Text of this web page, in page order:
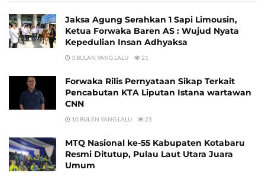
Jaksa Agung Serahkan 1 Sapi Limousin,
Ketua Forwaka Baren AS : Wujud Nyata
Kepedulian Insan Adhyaksa
3 BULAN YANG LALU 21
Forwaka Rilis Pernyataan Sikap Terkait
Pencabutan KTA Liputan Istana wartawan
CNN
10 BULAN YANG LALU 23
MTQ Nasional ke-55 Kabupaten Kotabaru
Resmi Ditutup, Pulau Laut Utara Juara
Umum